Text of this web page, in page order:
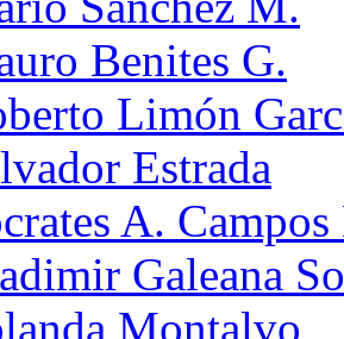
Benites G.
Limón
Estrada
A.
Galeana
Montalvo